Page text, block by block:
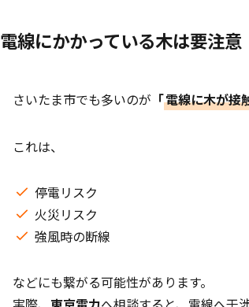
電線にかかっている木は要注意
さいたま市でも多いのが 「電線に木が接
これは、
停電リスク
火災リスク
強風時の断線
などにも繋がる可能性があります。